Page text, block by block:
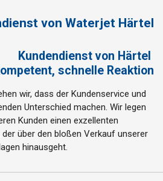
von Waterjet Härtel
Kundendienst von Härtel
schnelle Reaktion
wir, dass der Kundenservice und
Unterschied machen. Wir legen
Kunden einen exzellenten
über den bloßen Verkauf unserer
hinausgeht.